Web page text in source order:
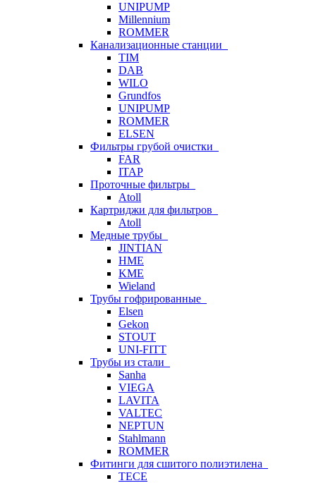
UNIPUMP
Millennium
ROMMER
Канализационные станции
TIM
DAB
WILO
Grundfos
UNIPUMP
ROMMER
ELSEN
Фильтры грубой очистки
FAR
ITAP
Проточные фильтры
Atoll
Картриджи для фильтров
Atoll
Медные трубы
JINTIAN
HME
KME
Wieland
Трубы гофрированные
Elsen
Gekon
STOUT
UNI-FITT
Трубы из стали
Sanha
VIEGA
LAVITA
VALTEC
NEPTUN
Stahlmann
ROMMER
Фитинги для сшитого полиэтилена
TECE